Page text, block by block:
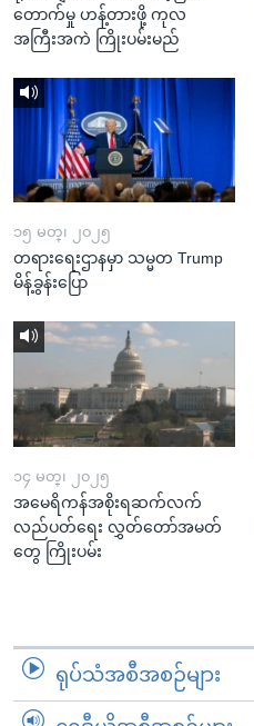
တောက်မှု ဟန့်တားဖို့ ကုလ
အကြီးအကဲ ကြိုးပမ်းမည်
၁၅ မတ္၊ ၂၀၂၅
တရားရေးဌာနမှာ သမ္မတ Trump
မိန့်ခွန်းပြော
၁၄ မတ္၊ ၂၀၂၅
အမေရိကန်အစိုးရဆက်လက်
လည်ပတ်ရေး လွှတ်တော်အမတ်
တွေ ကြိုးပမ်း
ရုပ်သံအစီအစဉ်များ